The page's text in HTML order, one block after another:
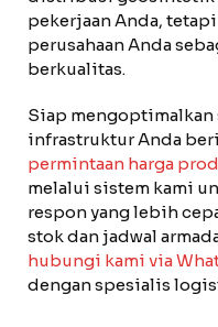
pekerjaan Anda,
perusahaan Anda
berkualitas.
Siap
infrastruktur Anda
permintaan harga
melalui sistem kami
respon yang lebih
stok dan jadwal
hubungi kami via
dengan spesialis